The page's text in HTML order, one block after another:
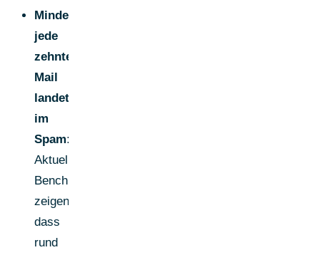
Mindestens
jede
zehnte
Mail
landet
im
Spam:
Aktuelle
Benchmarks
zeigen,
dass
rund